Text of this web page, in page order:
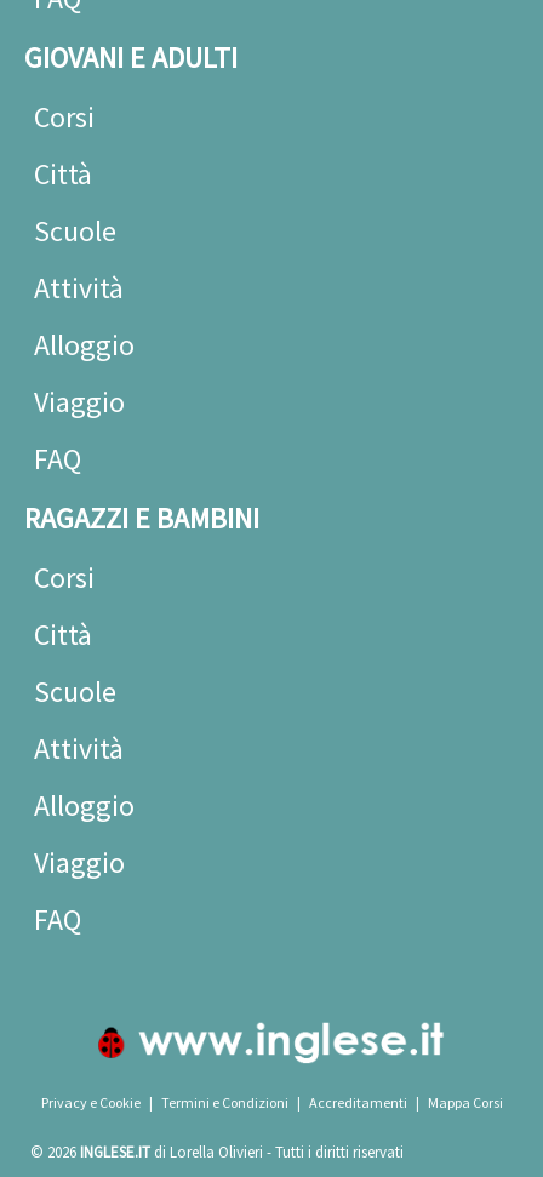
GIOVANI E ADULTI
Corsi
Città
Scuole
Attività
Alloggio
Viaggio
FAQ
RAGAZZI E BAMBINI
Corsi
Città
Scuole
Attività
Alloggio
Viaggio
FAQ
Privacy e Cookie | Termini e Condizioni | Accreditamenti | Mappa Corsi
© 2026 INGLESE.IT di Lorella Olivieri - Tutti i diritti riservati